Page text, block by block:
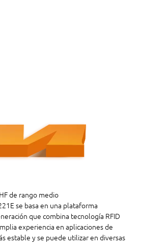
de rango medio
se basa en una plataforma
que combina tecnología RFID
experiencia en aplicaciones de
estable y se puede utilizar en diversas